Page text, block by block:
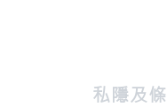
私隱及